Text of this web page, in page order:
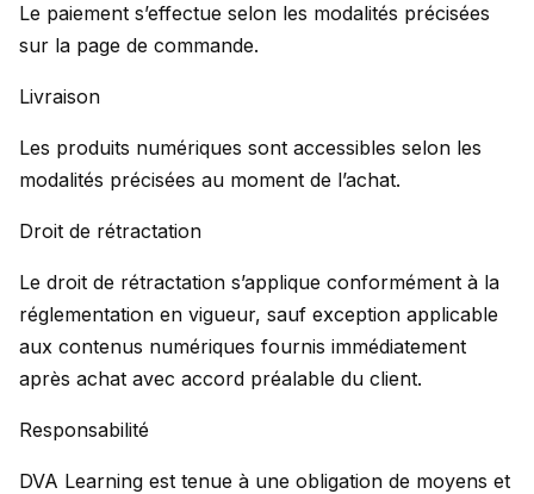
Le paiement s’effectue selon les modalités précisées
sur la page de commande.
Livraison
Les produits numériques sont accessibles selon les
modalités précisées au moment de l’achat.
Droit de rétractation
Le droit de rétractation s’applique conformément à la
réglementation en vigueur, sauf exception applicable
aux contenus numériques fournis immédiatement
après achat avec accord préalable du client.
Responsabilité
DVA Learning est tenue à une obligation de moyens et